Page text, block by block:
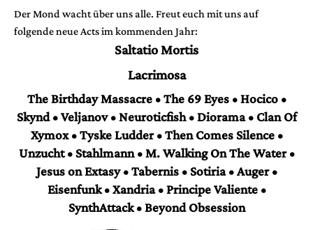
Der Mond wacht über uns alle. Freut euch mit uns auf
folgende neue Acts im kommenden Jahr:
Saltatio Mortis
Lacrimosa
The Birthday Massacre • The 69 Eyes • Hocico •
Skynd • Veljanov • Neuroticfish • Diorama • Clan Of
Xymox • Tyske Ludder • Then Comes Silence •
Unzucht • Stahlmann • M. Walking On The Water •
Jesus on Extasy • Tabernis • Sotiria • Auger •
Eisenfunk • Xandria • Principe Valiente •
SynthAttack • Beyond Obsession